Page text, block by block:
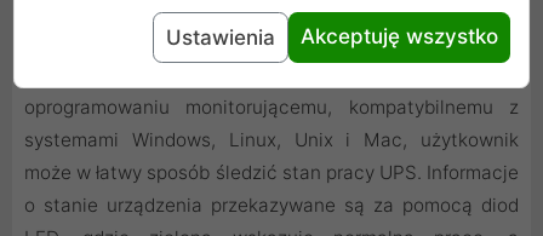
Monitorowanie i Zarządzanie Systemem
oprogramowaniu monitorującemu, kompatybilnemu z
systemami Windows, Linux, Unix i Mac, użytkownik
może w łatwy sposób śledzić stan pracy UPS. Informacje
o stanie urządzenia przekazywane są za pomocą diod
Ustawienia Akceptuję wszystko